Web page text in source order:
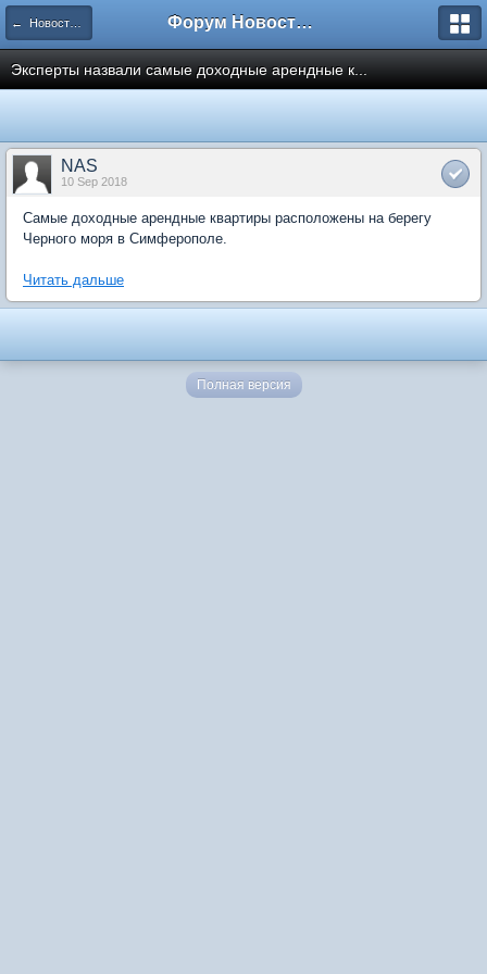
← Новости рынка недвижимости Форум Новостройки
Эксперты назвали самые доходные арендные к...
NAS
10 Sep 2018
Самые доходные арендные квартиры расположены на берегу
Черного моря в Симферополе.
Читать дальше
Полная версия